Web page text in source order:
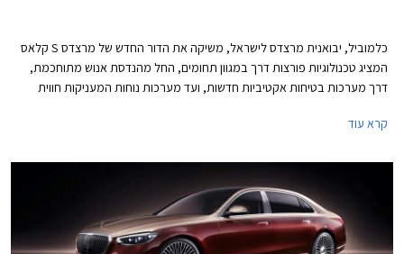
כלמוביל, יבואנית מרצדס לישראל, משיקה את הדור החדש של מרצדס S קלאס
המציג טכנולוגיות פורצות דרך במגוון תחומים, החל מהנדסת אנוש מתוחכמת,
דרך מערכות בטיחות אקטיביות חדשות, ועד מערכות נוחות המעניקות חווית
קרא עוד